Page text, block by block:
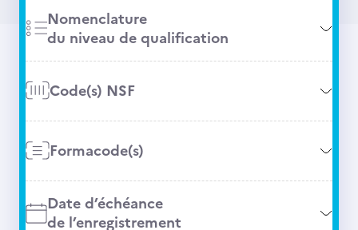
Nomenclature
du niveau de qualification
Code(s) NSF
Formacode(s)
Date d’échéance
de l’enregistrement